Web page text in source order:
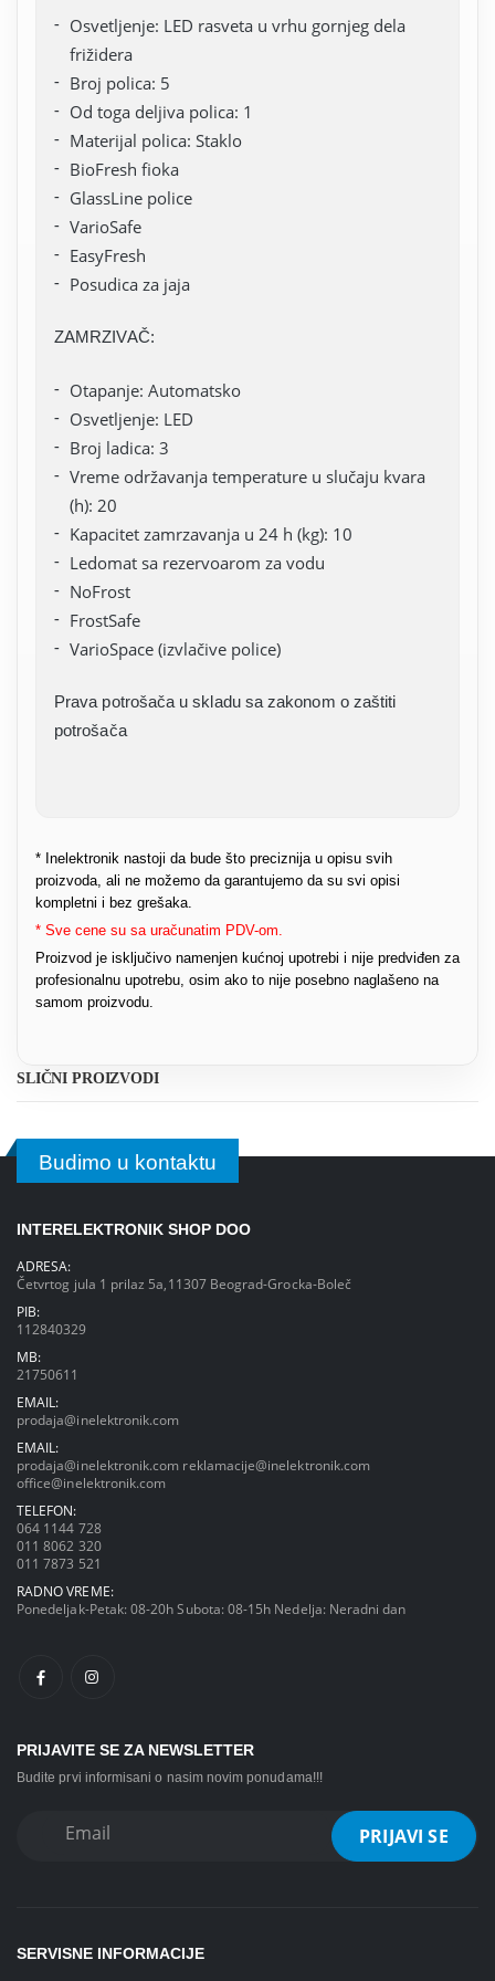
Osvetljenje: LED rasveta u vrhu gornjeg dela
frižidera
Broj polica: 5
Od toga deljiva polica: 1
Materijal polica: Staklo
BioFresh fioka
GlassLine police
VarioSafe
EasyFresh
Posudica za jaja
ZAMRZIVAČ:
Otapanje: Automatsko
Osvetljenje: LED
Broj ladica: 3
Vreme održavanja temperature u slučaju kvara
(h): 20
Kapacitet zamrzavanja u 24 h (kg): 10
Ledomat sa rezervoarom za vodu
NoFrost
FrostSafe
VarioSpace (izvlačive police)
Prava potrošača u skladu sa zakonom o zaštiti
potrošača
* Inelektronik nastoji da bude što preciznija u opisu svih
proizvoda, ali ne možemo da garantujemo da su svi opisi
kompletni i bez grešaka.
* Sve cene su sa uračunatim PDV-om.
Proizvod je isključivo namenjen kućnoj upotrebi i nije predviđen za
profesionalnu upotrebu, osim ako to nije posebno naglašeno na
samom proizvodu.
SLIČNI PROIZVODI
Budimo u kontaktu
INTERELEKTRONIK SHOP DOO
ADRESA:
Četvrtog jula 1 prilaz 5a,11307 Beograd-Grocka-Boleč
PIB:
112840329
MB:
21750611
EMAIL:
prodaja@inelektronik.com
EMAIL:
prodaja@inelektronik.com reklamacije@inelektronik.com
office@inelektronik.com
TELEFON:
064 1144 728
011 8062 320
011 7873 521
RADNO VREME:
Ponedeljak-Petak: 08-20h Subota: 08-15h Nedelja: Neradni dan
PRIJAVITE SE ZA NEWSLETTER
Budite prvi informisani o nasim novim ponudama!!!
SERVISNE INFORMACIJE